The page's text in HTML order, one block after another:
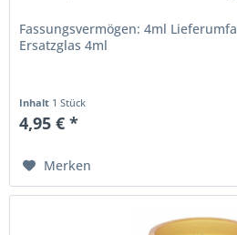
Fassungsvermögen: 4ml
Ersatzglas 4ml
Inhalt 1 Stück
4,95 € *
Merken